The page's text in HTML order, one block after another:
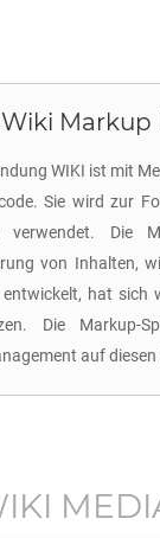
Markup
WIKI ist mit
Sie wird zur
verwendet. Die
von Inhalten,
entwickelt, hat sich
Die Markup-
auf